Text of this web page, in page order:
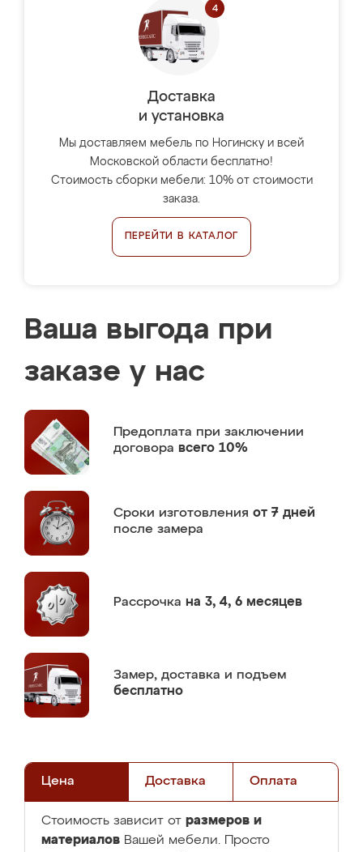
Доставка
и установка
Мы доставляем мебель по Ногинску и всей
Московской области бесплатно!
Стоимость сборки мебели: 10% от стоимости
заказа.
ПЕРЕЙТИ В КАТАЛОГ
Ваша выгода при
заказе у нас
Предоплата при заключении
договора всего 10%
Сроки изготовления от 7 дней
после замера
Рассрочка на 3, 4, 6 месяцев
Замер, доставка и подъем
бесплатно
Цена Доставка Оплата
Стоимость зависит от размеров и
материалов Вашей мебели. Просто